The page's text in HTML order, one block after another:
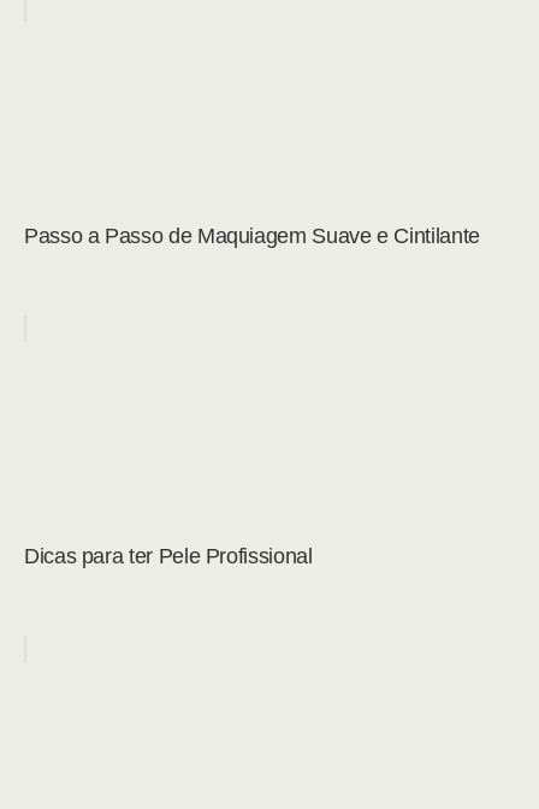
Passo a Passo de Maquiagem Suave e Cintilante
Dicas para ter Pele Profissional